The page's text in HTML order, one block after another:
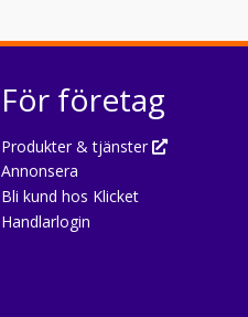
För företag
Produkter & tjänster
Annonsera
Bli kund hos Klicket
Handlarlogin